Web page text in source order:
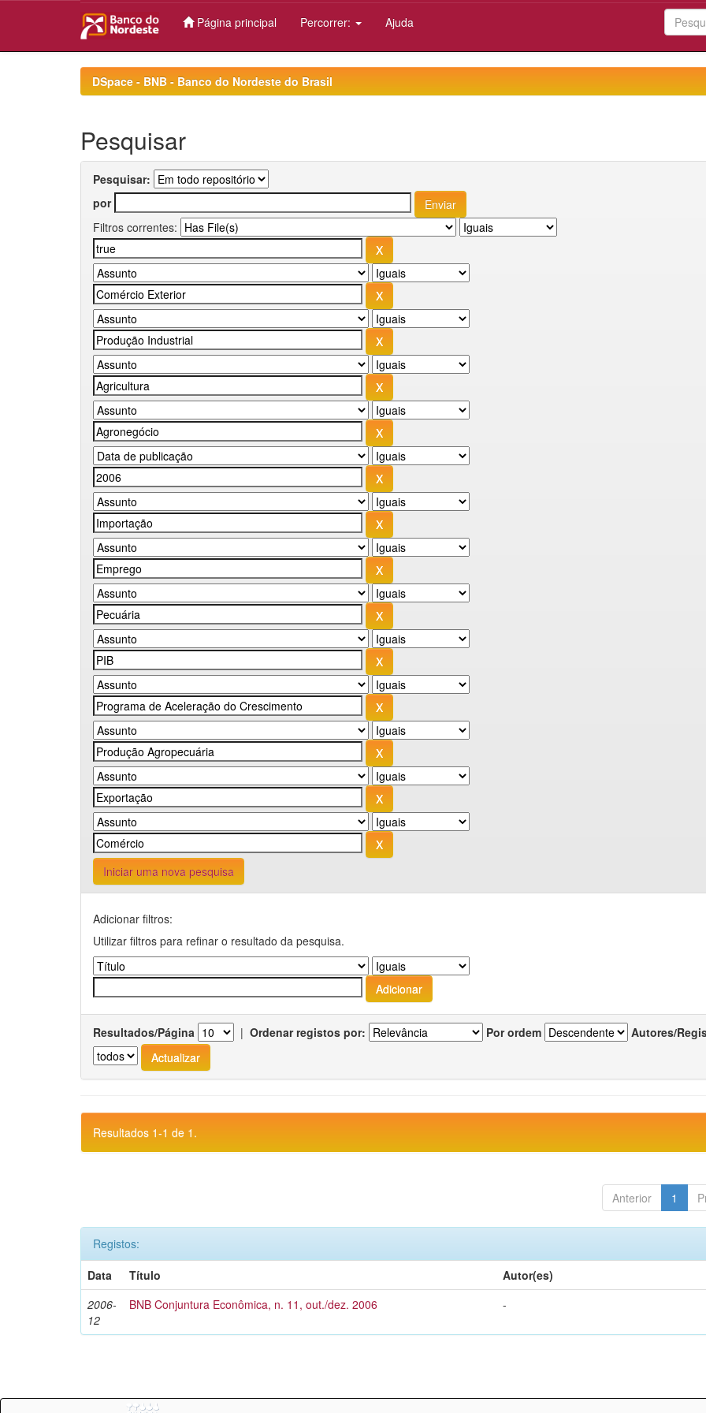
Página principal Percorrer: Ajuda
DSpace - BNB - Banco do Nordeste do Brasil
Pesquisar
Pesquisar:
por
Filtros correntes:
Iniciar uma nova pesquisa
Adicionar filtros:
Utilizar filtros para refinar o resultado da pesquisa.
Resultados/Página | Ordenar registos por: Por ordem Autores/
Resultados 1-1 de 1.
Anterior 1
Registos:
Data
Título
Autor(es)
2006-
12
BNB Conjuntura Econômica, n. 11, out./dez. 2006 -